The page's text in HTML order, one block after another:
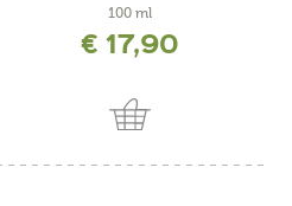
100 ml
€ 17,90